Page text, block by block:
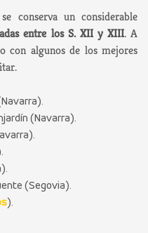
conserva un considerable
entre los S. XII y XIII. A
con algunos de los mejores
(Navarra).
(Segovia).
).